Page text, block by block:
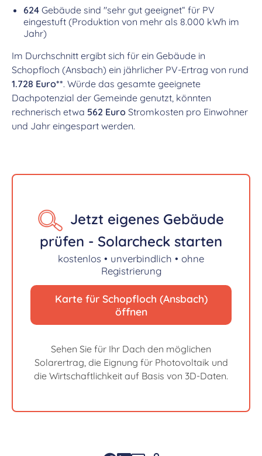
624 Gebäude sind "sehr gut geeignet“ für PV
eingestuft (Produktion von mehr als 8.000 kWh im
Jahr)
Im Durchschnitt ergibt sich für ein Gebäude in
Schopfloch (Ansbach) ein jährlicher PV-Ertrag von rund
1.728 Euro**. Würde das gesamte geeignete
Dachpotenzial der Gemeinde genutzt, könnten
rechnerisch etwa 562 Euro Stromkosten pro Einwohner
und Jahr eingespart werden.
Jetzt eigenes Gebäude
prüfen - Solarcheck starten
kostenlos • unverbindlich • ohne
Registrierung
Karte für Schopfloch (Ansbach)
öffnen
Sehen Sie für Ihr Dach den möglichen
Solarertrag, die Eignung für Photovoltaik und
die Wirtschaftlichkeit auf Basis von 3D-Daten.